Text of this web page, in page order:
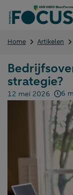
naar
Home Artikelen
strategie?
Gepubliceerd op:
12 mei 2026 6